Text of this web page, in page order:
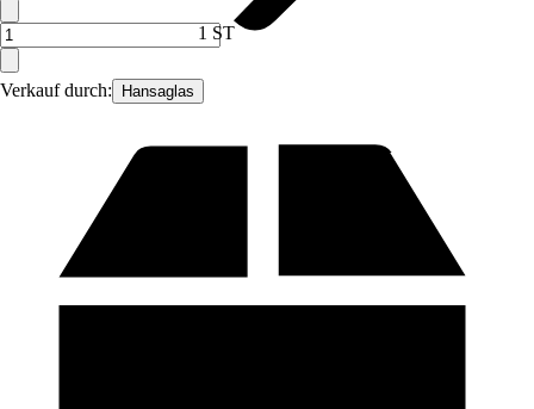
Verkauf durch: Hansaglas
1 ST